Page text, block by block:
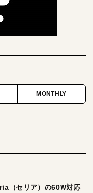
MONTHLY
（セリア）の60W対応